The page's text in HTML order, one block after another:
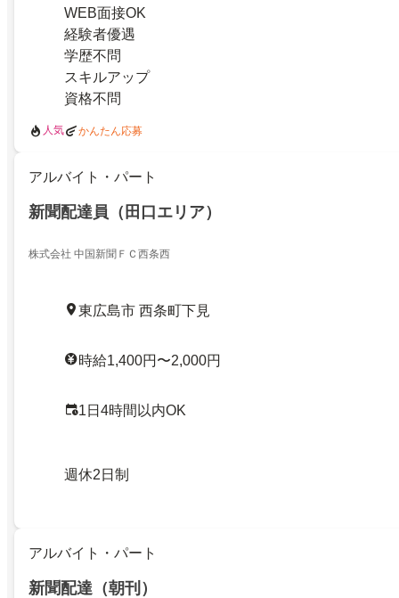
WEB面接OK
経験者優遇
学歴不問
スキルアップ
資格不問
人気 かんたん応募
アルバイト・パート
新聞配達員（田口エリア）
株式会社 中国新聞ＦＣ西条西
東広島市 西条町下見
時給1,400円〜2,000円
1日4時間以内OK
週休2日制
アルバイト・パート
新聞配達（朝刊）